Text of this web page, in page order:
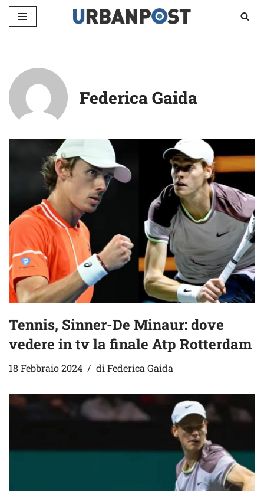
contenuto
Federica Gaida
Tennis, Sinner-De Minaur: dove
vedere in tv la finale Atp Rotterdam
18 Febbraio 2024 di Federica Gaida